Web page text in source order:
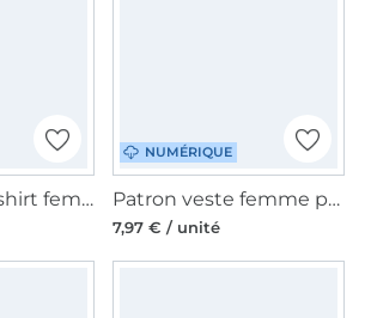
Patron sweat-shirt femme pdf Laranja Erbsünde, en allemand
NUMÉRIQUE
Patron veste femme pdf Jaca Erbsünde. en allemand
7,97 € / unité